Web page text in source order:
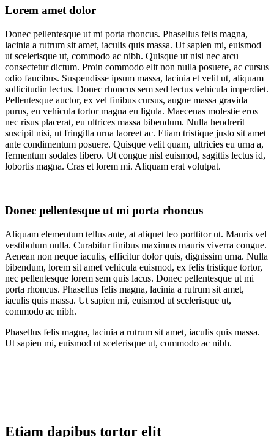
Lorem amet dolor
Donec pellentesque ut mi porta rhoncus. Phasellus felis magna,
lacinia a rutrum sit amet, iaculis quis massa. Ut sapien mi, euismod
ut scelerisque ut, commodo ac nibh. Quisque ut nisi nec arcu
consectetur dictum. Proin commodo elit non nulla posuere, ac cursus
odio faucibus. Suspendisse ipsum massa, lacinia et velit ut, aliquam
sollicitudin lectus. Donec rhoncus sem sed lectus vehicula imperdiet.
Pellentesque auctor, ex vel finibus cursus, augue massa gravida
purus, eu vehicula tortor magna eu ligula. Maecenas molestie eros
nec risus placerat, eu ultrices massa bibendum. Nulla hendrerit
suscipit nisi, ut fringilla urna laoreet ac. Etiam tristique justo sit amet
ante condimentum posuere. Quisque velit quam, ultricies eu urna a,
fermentum sodales libero. Ut congue nisl euismod, sagittis lectus id,
lobortis magna. Cras et lorem mi. Aliquam erat volutpat.
Donec pellentesque ut mi porta rhoncus
Aliquam elementum tellus ante, at aliquet leo porttitor ut. Mauris vel
vestibulum nulla. Curabitur finibus maximus mauris viverra congue.
Aenean non neque iaculis, efficitur dolor quis, dignissim urna. Nulla
bibendum, lorem sit amet vehicula euismod, ex felis tristique tortor,
nec pellentesque lorem sem quis lacus. Donec pellentesque ut mi
porta rhoncus. Phasellus felis magna, lacinia a rutrum sit amet,
iaculis quis massa. Ut sapien mi, euismod ut scelerisque ut,
commodo ac nibh.
Phasellus felis magna, lacinia a rutrum sit amet, iaculis quis massa.
Ut sapien mi, euismod ut scelerisque ut, commodo ac nibh.
Etiam dapibus tortor elit